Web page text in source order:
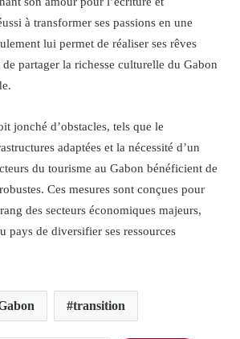
à transformer ses passions en une
lui permet de réaliser ses rêves
de partager la richesse culturelle du Gabon
jonché d’obstacles, tels que le
adaptées et la nécessité d’un
du tourisme au Gabon bénéficient de
Ces mesures sont conçues pour
des secteurs économiques majeurs,
pays de diversifier ses ressources
transition